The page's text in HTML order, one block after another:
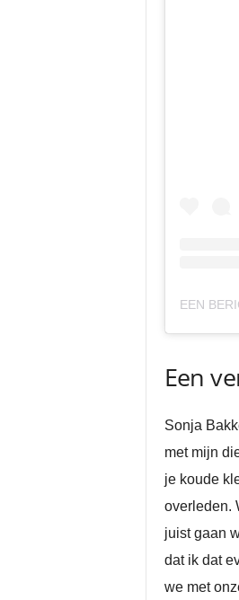
EEN
Een
Sonja
met mijn
je koude
overleden.
juist gaan
dat ik dat
we met